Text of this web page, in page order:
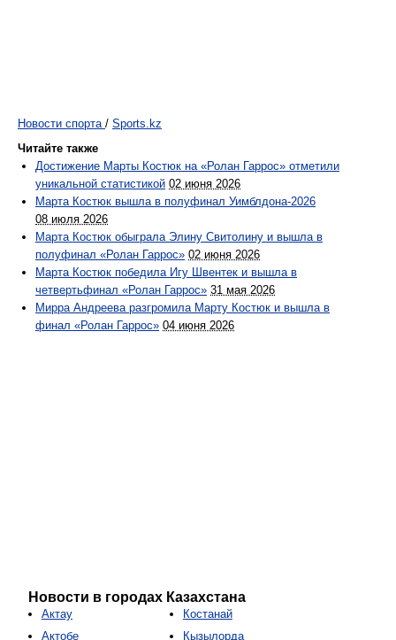
Новости спорта / Sports.kz
Читайте также
Достижение Марты Костюк на «Ролан Гаррос» отметили
уникальной статистикой 02 июня 2026
Марта Костюк вышла в полуфинал Уимблдона-2026
08 июля 2026
Марта Костюк обыграла Элину Свитолину и вышла в
полуфинал «Ролан Гаррос» 02 июня 2026
Марта Костюк победила Игу Швентек и вышла в
четвертьфинал «Ролан Гаррос» 31 мая 2026
Мирра Андреева разгромила Марту Костюк и вышла в
финал «Ролан Гаррос» 04 июня 2026
Новости в городах Казахстана
Актау
Актобе
Костанай
Кызылорда